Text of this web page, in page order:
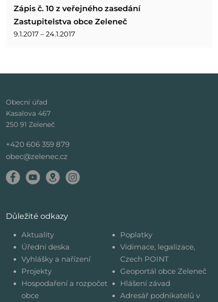
Zápis č. 10 z veřejného zasedání
Zastupitelstva obce Zeleneč
9.1.2017 – 24.1.2017
Obecní úřad
Kasalova 467
250 91 Zeleneč
+420 606 359 879
obec@zelenec.cz
Důležité odkazy
Aktuality
Úřední deska
Vyhlášky a nařízení
Projekty
Hospodaření a rozpočet
obce
Poplatky
Vidimace, legalizace,
Czech POINT
Geoportál obce Zeleneč
Hlášení závad
Adresář podnikatelů v